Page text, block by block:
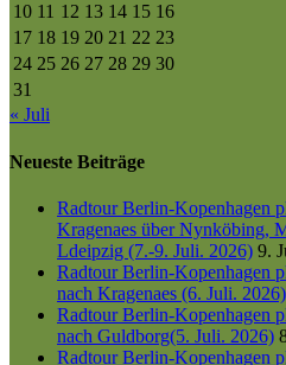
10 11 12 13 14 15 16
17 18 19 20 21 22 23
24 25 26 27 28 29 30
31
« Juli
Neueste Beiträge
Radtour Berlin-Kopenhagen
Kragenaes über Nynköbing,
Ldeipzig (7.-9. Juli. 2026) 9.
Radtour Berlin-Kopenhagen
nach Kragenaes (6. Juli. 2026)
Radtour Berlin-Kopenhagen
nach Guldborg(5. Juli. 2026)
Radtour Berlin-Kopenhagen